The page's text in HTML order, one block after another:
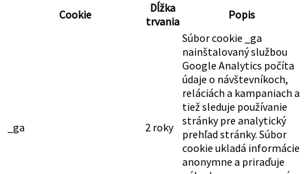
Cookie
Dĺžka
trvania
Popis
_ga 2 roky
Súbor cookie _ga
nainštalovaný službou
Google Analytics počíta
údaje o návštevníkoch,
reláciách a kampaniach a
tiež sleduje používanie
stránky pre analytický
prehľad stránky. Súbor
cookie ukladá informácie
anonymne a priraďuje